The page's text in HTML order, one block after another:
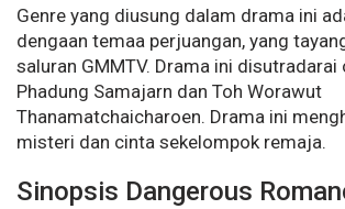
Genre yang diusung dalam drama ini
dengaan temaa perjuangan, yang
saluran GMMTV. Drama ini disutradarai
Phadung Samajarn dan Toh Worawut
Thanamatchaicharoen. Drama ini
misteri dan cinta sekelompok remaja.
Sinopsis Dangerous